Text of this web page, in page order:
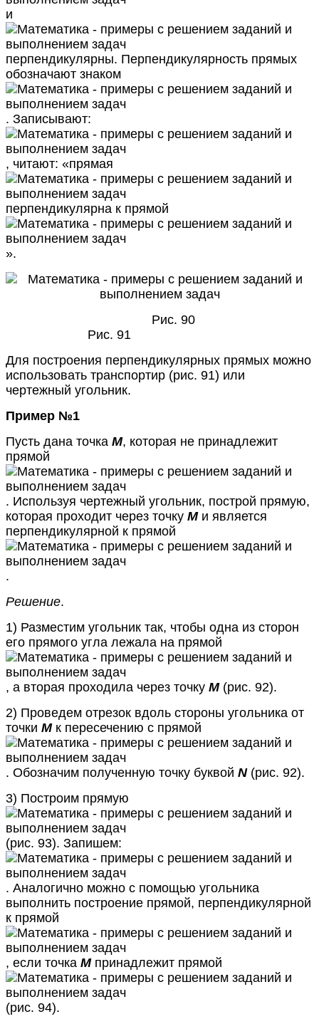
и
перпендикулярны. Перпендикулярность прямых
обозначают знаком
. Записывают:
, читают: «прямая
перпендикулярна к прямой
».
Рис. 90
Рис. 91
Для построения перпендикулярных прямых можно
использовать транспортир (рис. 91) или
чертежный угольник.
Пример №1
Пусть дана точка М, которая не принадлежит
прямой
. Используя чертежный угольник, построй прямую,
которая проходит через точку Ми является
перпендикулярной к прямой
.
Решение.
1) Разместим угольник так, чтобы одна из сторон
его прямого угла лежала на прямой
, а вторая проходила через точку М(рис. 92).
2) Проведем отрезок вдоль стороны угольника от
точки Мк пересечению с прямой
. Обозначим полученную точку буквой N(рис. 92).
3) Построим прямую
(рис. 93). Запишем:
. Аналогично можно с помощью угольника
выполнить построение прямой, перпендикулярной
к прямой
, если точка Мпринадлежит прямой
(рис. 94).